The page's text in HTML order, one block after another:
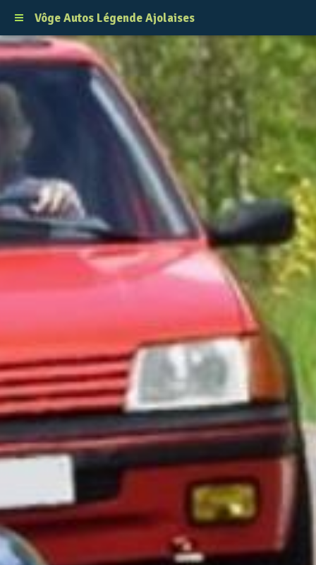
Vôge Autos Légende Ajolaises